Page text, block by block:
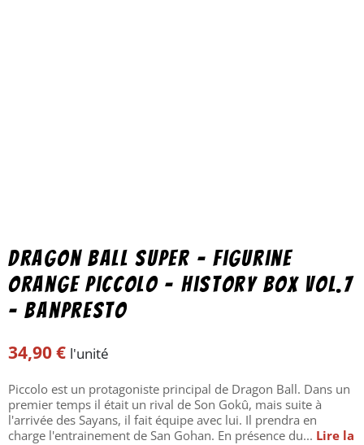
Dragon Ball super – Figurine
Orange Piccolo – History Box vol.7
– Banpresto
34,90€ l'unité
Piccolo est un protagoniste principal de Dragon Ball. Dans un
premier temps il était un rival de Son Gokû, mais suite à
l'arrivée des Sayans, il fait équipe avec lui. Il prendra en
charge l'entrainement de San Gohan. En présence du... Lire la